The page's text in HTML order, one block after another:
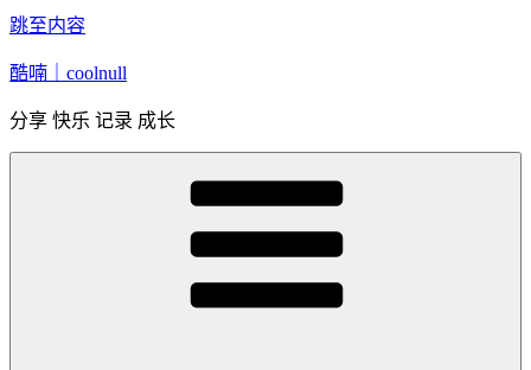
跳至内容
酷喃｜coolnull
分享 快乐 记录 成长